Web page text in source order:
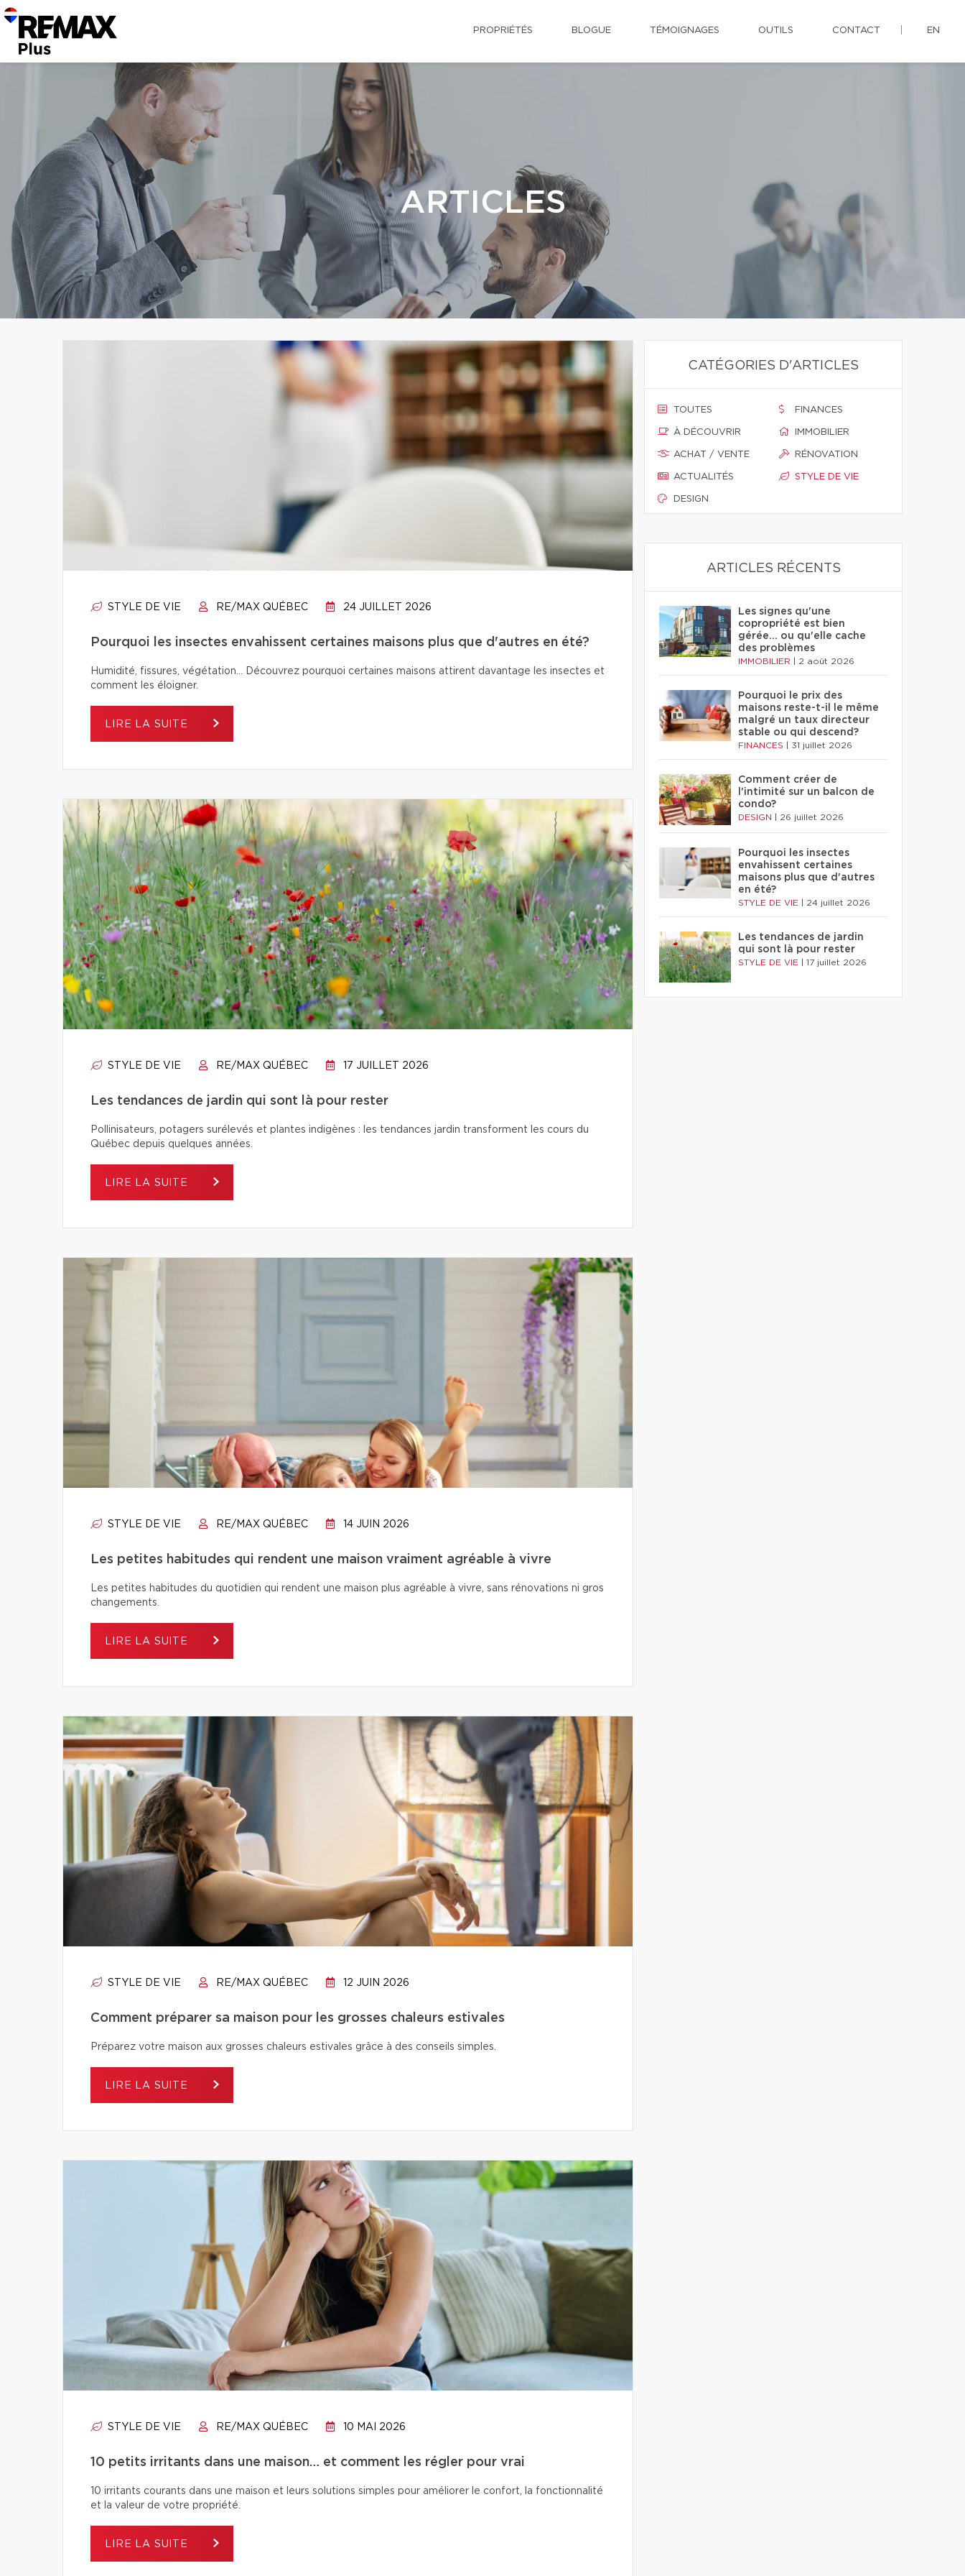
PROPRIÉTÉS BLOGUE TÉMOIGNAGES OUTILS CONTACT EN
ARTICLES
STYLE DE VIE RE/MAX QUÉBEC 24 JUILLET 2026
Pourquoi les insectes envahissent certaines maisons plus que d'autres en été?
Humidité, fissures, végétation… Découvrez pourquoi certaines maisons attirent davantage les insectes et
comment les éloigner.
LIRE LA SUITE
STYLE DE VIE RE/MAX QUÉBEC 17 JUILLET 2026
Les tendances de jardin qui sont là pour rester
Pollinisateurs, potagers surélevés et plantes indigènes : les tendances jardin transforment les cours du
Québec depuis quelques années.
LIRE LA SUITE
STYLE DE VIE RE/MAX QUÉBEC 14 JUIN 2026
Les petites habitudes qui rendent une maison vraiment agréable à vivre
Les petites habitudes du quotidien qui rendent une maison plus agréable à vivre, sans rénovations ni gros
changements.
LIRE LA SUITE
STYLE DE VIE RE/MAX QUÉBEC 12 JUIN 2026
Comment préparer sa maison pour les grosses chaleurs estivales
Préparez votre maison aux grosses chaleurs estivales grâce à des conseils simples.
LIRE LA SUITE
STYLE DE VIE RE/MAX QUÉBEC 10 MAI 2026
10 petits irritants dans une maison… et comment les régler pour vrai
10 irritants courants dans une maison et leurs solutions simples pour améliorer le confort, la fonctionnalité
et la valeur de votre propriété.
LIRE LA SUITE
CATÉGORIES D'ARTICLES
TOUTES
À DÉCOUVRIR
ACHAT / VENTE
ACTUALITÉS
DESIGN
FINANCES
IMMOBILIER
RÉNOVATION
STYLE DE VIE
ARTICLES RÉCENTS
Les signes qu'une
copropriété est bien
gérée… ou qu'elle cache
des problèmes
IMMOBILIER 2 août 2026
Pourquoi le prix des
maisons reste-t-il le même
malgré un taux directeur
stable ou qui descend?
FINANCES 31 juillet 2026
Comment créer de
l'intimité sur un balcon de
condo?
DESIGN 26 juillet 2026
Pourquoi les insectes
envahissent certaines
maisons plus que d'autres
en été?
STYLE DE VIE 24 juillet 2026
Les tendances de jardin
qui sont là pour rester
STYLE DE VIE 17 juillet 2026